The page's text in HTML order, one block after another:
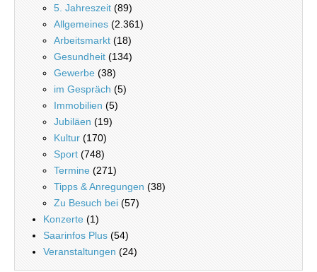
5. Jahreszeit (89)
Allgemeines (2.361)
Arbeitsmarkt (18)
Gesundheit (134)
Gewerbe (38)
im Gespräch (5)
Immobilien (5)
Jubiläen (19)
Kultur (170)
Sport (748)
Termine (271)
Tipps & Anregungen (38)
Zu Besuch bei (57)
Konzerte (1)
Saarinfos Plus (54)
Veranstaltungen (24)